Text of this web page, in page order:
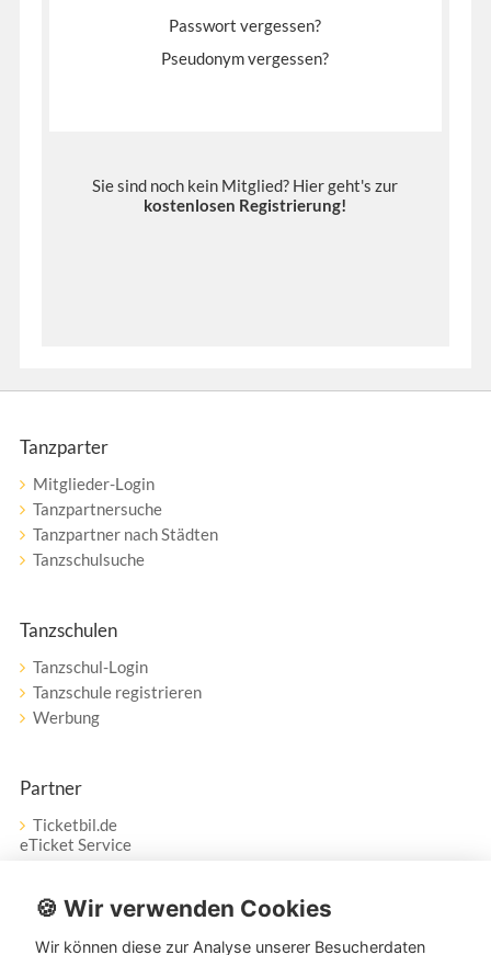
Passwort vergessen?
Pseudonym vergessen?
Sie sind noch kein Mitglied? Hier geht's zur
kostenlosen Registrierung!
Tanzparter
Mitglieder-Login
Tanzpartnersuche
Tanzpartner nach Städten
Tanzschulsuche
Tanzschulen
Tanzschul-Login
Tanzschule registrieren
Werbung
Partner
Ticketbil.de
eTicket Service
Vertrag widerrufen
🍪 Wir verwenden Cookies
Wir können diese zur Analyse unserer Besucherdaten